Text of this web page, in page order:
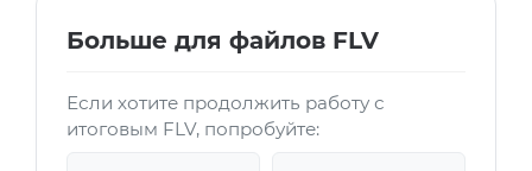
Больше для файлов FLV
Если хотите продолжить работу с
итоговым FLV, попробуйте: